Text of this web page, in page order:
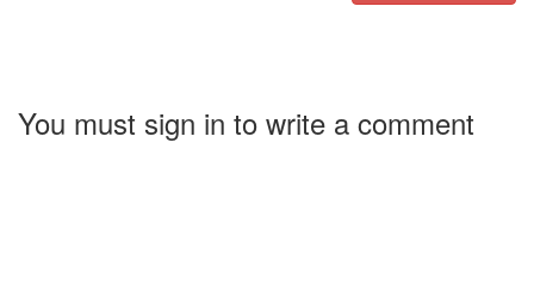
You must sign in to write a comment